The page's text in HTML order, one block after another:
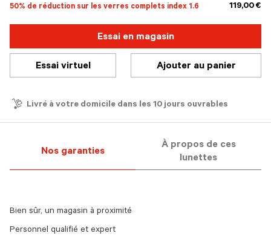
50% de réduction sur les verres complets index 1.6 119,00 €
Essai en magasin
Essai virtuel Ajouter au panier
Livré à votre domicile dans les 10 jours ouvrables
Nos garanties
À propos de ces
lunettes
Bien sûr, un magasin à proximité
Personnel qualifié et expert